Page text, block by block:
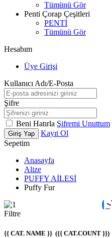
Tümünü Gör
Penti Çorap Çeşitleri
PENTİ
Tümünü Gör
Hesabım
Üye Girişi
Kullanıcı Adı/E-Posta
Şifre
Beni Hatırla Şifremi Unuttum
Giriş Yap
Kayıt Ol
Sepetim
Anasayfa
Alize
PUFFY AİLESİ
Puffy Fur
Filtre
{{ CAT. NAME }} ({{ CAT.COUNT }})